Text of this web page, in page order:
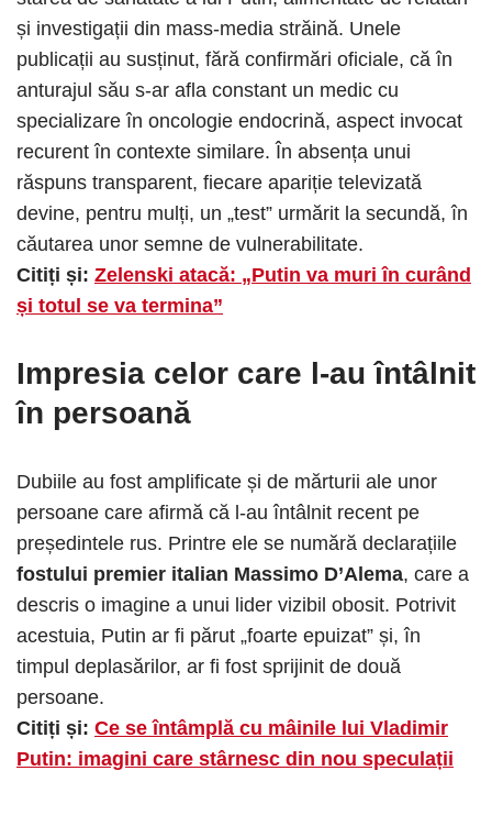
și investigații din mass-media străină. Unele
publicații au susținut, fără confirmări oficiale, că în
anturajul său s-ar afla constant un medic cu
specializare în oncologie endocrină, aspect invocat
recurent în contexte similare. În absența unui
răspuns transparent, fiecare apariție televizată
devine, pentru mulți, un „test” urmărit la secundă, în
căutarea unor semne de vulnerabilitate.
Citiți și: Zelenski atacă: „Putin va muri în curând
și totul se va termina”
Impresia celor care l-au întâlnit
în persoană
Dubiile au fost amplificate și de mărturii ale unor
persoane care afirmă că l-au întâlnit recent pe
președintele rus. Printre ele se numără declarațiile
fostului premier italian Massimo D’Alema, care a
descris o imagine a unui lider vizibil obosit. Potrivit
acestuia, Putin ar fi părut „foarte epuizat” și, în
timpul deplasărilor, ar fi fost sprijinit de două
persoane.
Citiți și: Ce se întâmplă cu mâinile lui Vladimir
Putin: imagini care stârnesc din nou speculații